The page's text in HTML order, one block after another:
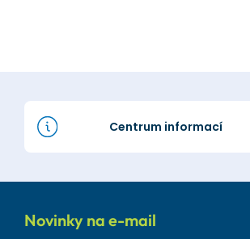
Centrum informací
Novinky na e-mail